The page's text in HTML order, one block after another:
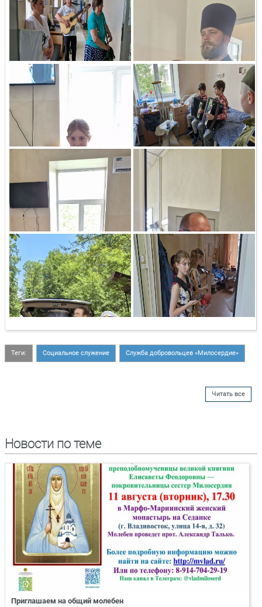
Теги: Социальное служение Служба добровольцев «Милосердие»
Читать все
Новости по теме
Приглашаем на общий молебен